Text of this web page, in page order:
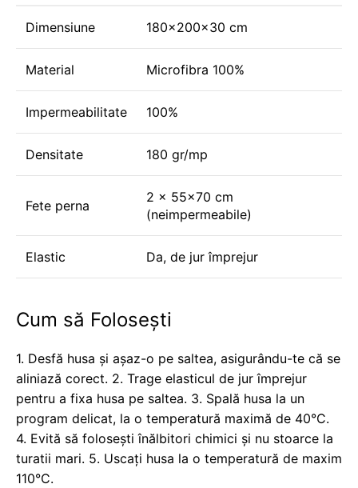
Dimensiune 180x200x30 cm
Material Microfibra 100%
Impermeabilitate 100%
Densitate 180 gr/mp
Fete perna
2 x 55x70 cm
(neimpermeabile)
Elastic Da, de jur împrejur
Cum să Folosești
1. Desfă husa și așaz-o pe saltea, asigurându-te că se
aliniază corect. 2. Trage elasticul de jur împrejur
pentru a fixa husa pe saltea. 3. Spală husa la un
program delicat, la o temperatură maximă de 40°C.
4. Evită să folosești înălbitori chimici și nu stoarce la
turatii mari. 5. Uscați husa la o temperatură de maxim
110°C.